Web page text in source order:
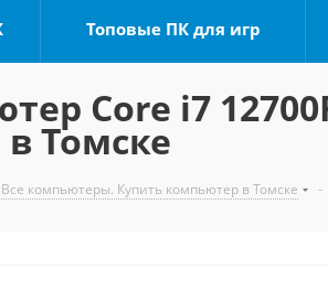
Топовые ПК для игр
Core i7
Томске
Все компьютеры. Купить компьютер в Томске -